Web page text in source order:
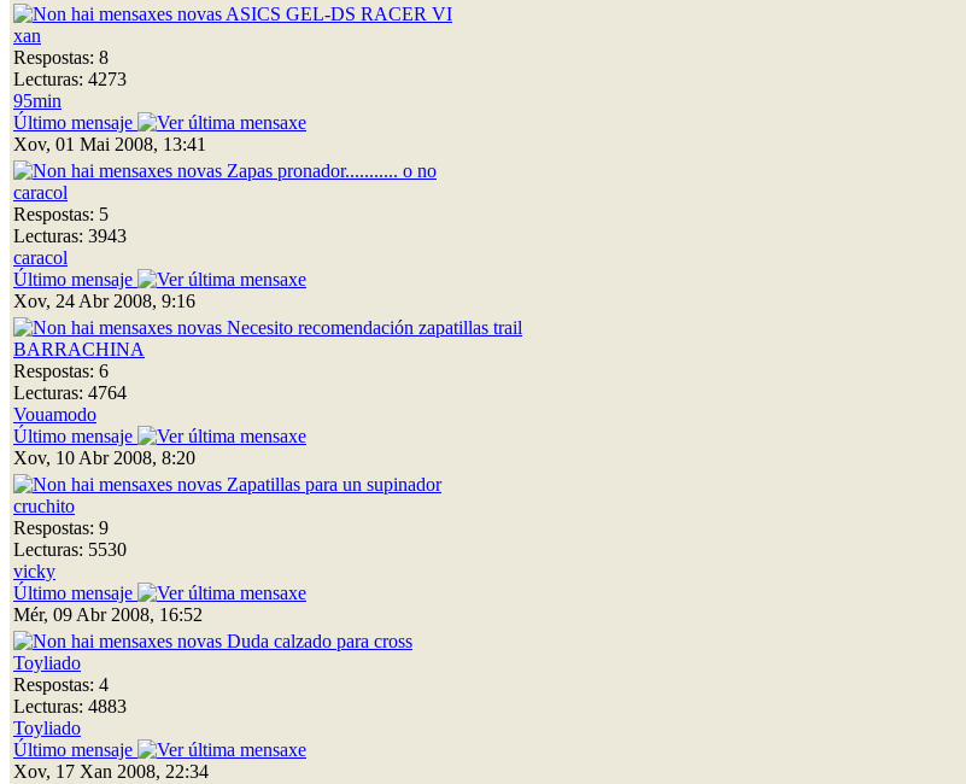
ASICS GEL-DS RACER VI
xan
Respostas: 8
Lecturas: 4273
95min
Último mensaje
Xov, 01 Mai 2008, 13:41
Zapas pronador........... o no
caracol
Respostas: 5
Lecturas: 3943
caracol
Último mensaje
Xov, 24 Abr 2008, 9:16
Necesito recomendación zapatillas trail
BARRACHINA
Respostas: 6
Lecturas: 4764
Vouamodo
Último mensaje
Xov, 10 Abr 2008, 8:20
Zapatillas para un supinador
cruchito
Respostas: 9
Lecturas: 5530
vicky
Último mensaje
Mér, 09 Abr 2008, 16:52
Duda calzado para cross
Toyliado
Respostas: 4
Lecturas: 4883
Toyliado
Último mensaje
Xov, 17 Xan 2008, 22:34